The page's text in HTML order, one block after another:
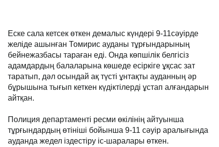
Еске сала кетсек өткен демалыс күндері 9-11сәуірде
желіде ашынған Томирис ауданы тұрғындарының
бейнежазбасы тараған еді. Онда көпшілік белгісіз
адамдардың балаларына көшеде есіркіге ұқсас зат
таратып, дәл осындай ақ түсті ұнтақты ауданның әр
бұрышына тығып кеткен күдіктілерді ұстап алғандарын
айтқан.
Полиция департаменті ресми өкілінің айтуынша
тұрғындардың өтініші бойынша 9-11 сәуір аралығында
ауданда жедел іздестіру іс-шаралары өткен.